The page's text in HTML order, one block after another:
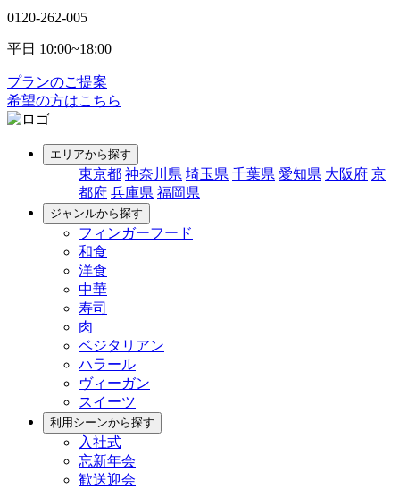
0120-262-005
平日 10:00~18:00
プランのご提案
希望の方はこちら
エリアから探す
東京都 神奈川県 埼玉県 千葉県 愛知県 大阪府 京
都府 兵庫県 福岡県
ジャンルから探す
フィンガーフード
和食
洋食
中華
寿司
肉
ベジタリアン
ハラール
ヴィーガン
スイーツ
利用シーンから探す
入社式
忘新年会
歓送迎会